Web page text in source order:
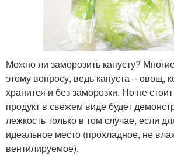
Можно ли заморозить капусту?
этому вопросу, ведь капуста – овощ,
хранится и без заморозки. Но не
продукт в свежем виде будет
лежкость только в том случае, если
идеальное место (прохладное, не
вентилируемое).